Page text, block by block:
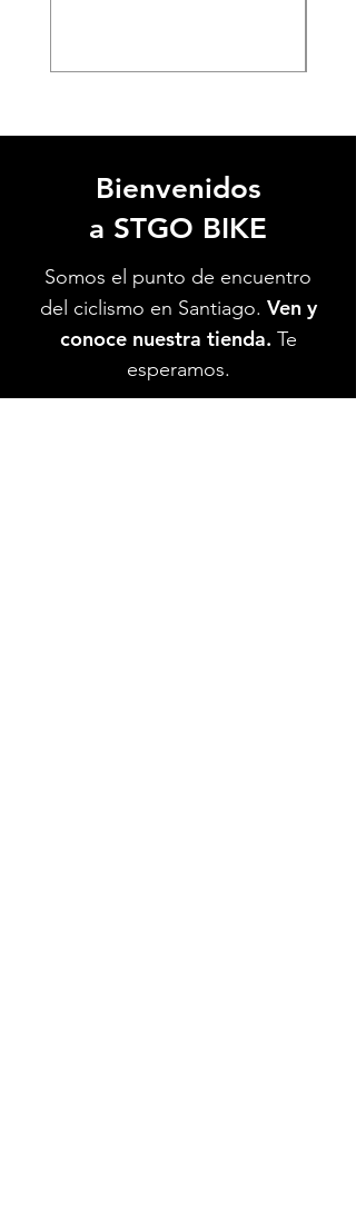
Bienvenidos
a STGO BIKE
Somos el punto de encuentro
del ciclismo en Santiago. Ven y
conoce nuestra tienda. Te
esperamos.